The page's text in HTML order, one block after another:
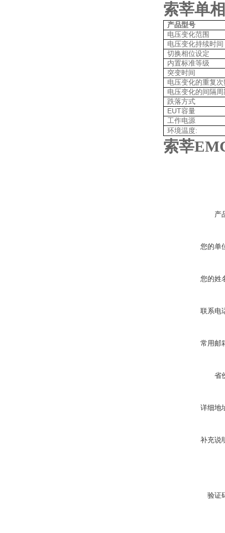
索莘单相
产品型号
电压变化范围
电压变化持续时间
切换相位设定
内置标准等级
突变时间
电压变化的重复次
电压变化的间隔周
跌落方式
EUT容量
工作电源
环境温度:
索莘
产
您的单
您的姓
联系电
常用邮
省
详细地
补充说
验证